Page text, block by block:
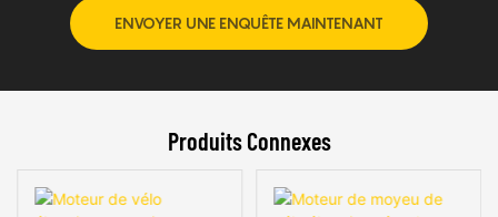
ENVOYER UNE ENQUÊTE MAINTENANT
Produits Connexes